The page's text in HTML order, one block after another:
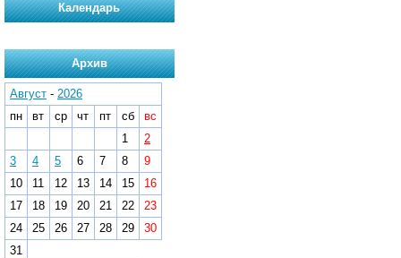
Календарь
Архив
Август - 2026
пн
вт ср чт пт сб
вс
1
2
3
4 5 6 7 8
9
10
11 12 13 14 15
16
17
18 19 20 21 22
23
24
25 26 27 28 29
30
31